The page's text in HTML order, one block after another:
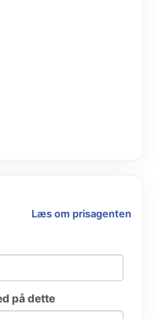
Læs om prisagenten
på dette